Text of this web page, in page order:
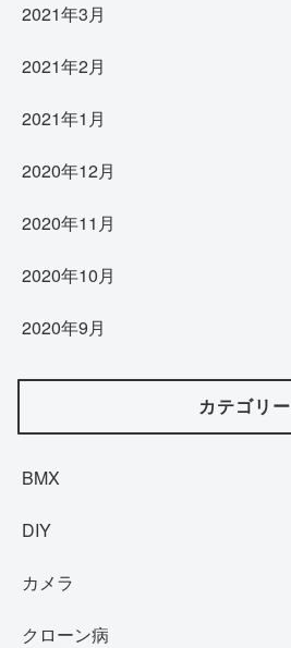
2021年3月
2021年2月
2021年1月
2020年12月
2020年11月
2020年10月
2020年9月
カテゴリー
BMX
DIY
カメラ
クローン病